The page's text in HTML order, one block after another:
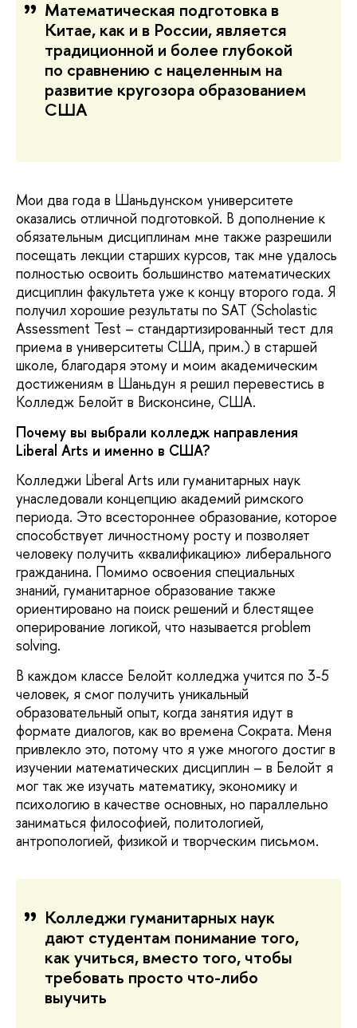
Математическая подготовка в
Китае, как и в России, является
традиционной и более глубокой
по сравнению с нацеленным на
развитие кругозора образованием
США
Мои два года в Шаньдунском университете
оказались отличной подготовкой. В дополнение к
обязательным дисциплинам мне также разрешили
посещать лекции старших курсов, так мне удалось
полностью освоить большинство математических
дисциплин факультета уже к концу второго года. Я
получил хорошие результаты по SAT (Scholastic
Assessment Test – стандартизированный тест для
приема в университеты США, прим.) в старшей
школе, благодаря этому и моим академическим
достижениям в Шаньдун я решил перевестись в
Колледж Белойт в Висконсине, США.
Почему вы выбрали колледж направления
Liberal Arts и именно в США?
Колледжи Liberal Arts или гуманитарных наук
унаследовали концепцию академий римского
периода. Это всестороннее образование, которое
способствует личностному росту и позволяет
человеку получить «квалификацию» либерального
гражданина. Помимо освоения специальных
знаний, гуманитарное образование также
ориентировано на поиск решений и блестящее
оперирование логикой, что называется problem
solving.
В каждом классе Белойт колледжа учится по 3-5
человек, я смог получить уникальный
образовательный опыт, когда занятия идут в
формате диалогов, как во времена Сократа. Меня
привлекло это, потому что я уже многого достиг в
изучении математических дисциплин – в Белойт я
мог так же изучать математику, экономику и
психологию в качестве основных, но параллельно
заниматься философией, политологией,
антропологией, физикой и творческим письмом.
Колледжи гуманитарных наук
дают студентам понимание того,
как учиться, вместо того, чтобы
требовать просто что-либо
выучить